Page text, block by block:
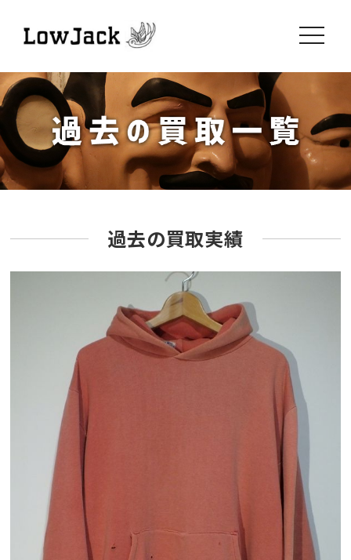
toggle
過去の買取実績